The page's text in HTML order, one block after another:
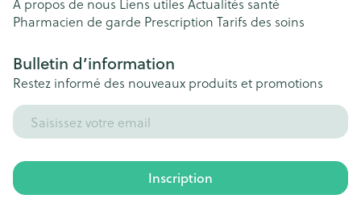
Pharmacien de garde Prescription Tarifs des soins
Bulletin d’information
Restez informé des nouveaux produits et promotions
Adresse mail
Inscription